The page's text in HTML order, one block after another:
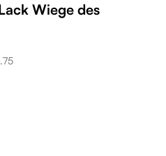
Wiege des